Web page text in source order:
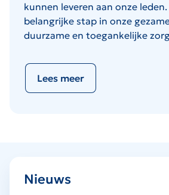
kunnen leveren aan onze
belangrijke stap in onze
duurzame en toegankelijke
Lees meer
Nieuws